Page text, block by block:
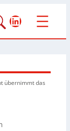
LinkedIn
übernimmt das